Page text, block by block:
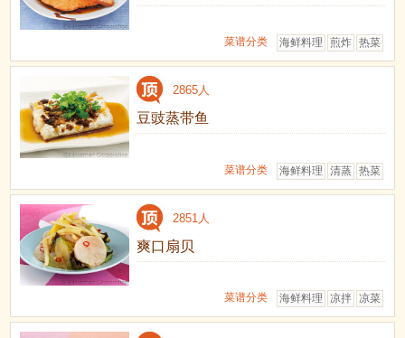
热菜
煎炸
海鲜料理
菜谱分类
2865人
豆豉蒸带鱼
热菜
清蒸
海鲜料理
菜谱分类
2851人
爽口扇贝
凉菜
凉拌
海鲜料理
菜谱分类